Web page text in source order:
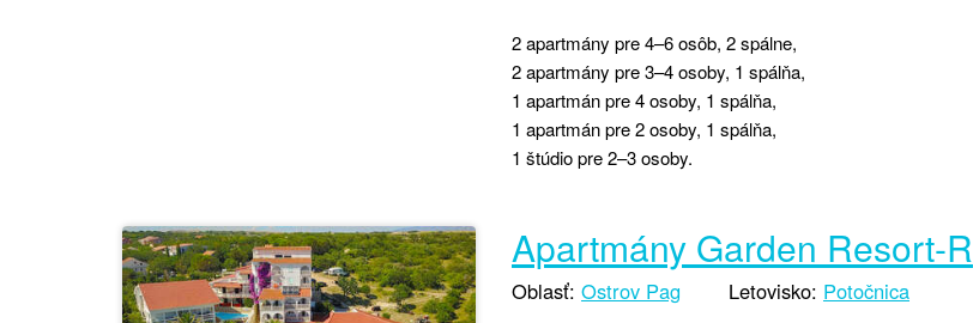
2 apartmány pre 4–6 osôb, 2 spálne,
2 apartmány pre 3–4 osoby, 1 spálňa,
1 apartmán pre 4 osoby, 1 spálňa,
1 apartmán pre 2 osoby, 1 spálňa,
1 štúdio pre 2–3 osoby.
Apartmány Garden Resort-R
Oblasť: Ostrov Pag Letovisko: Potočnica